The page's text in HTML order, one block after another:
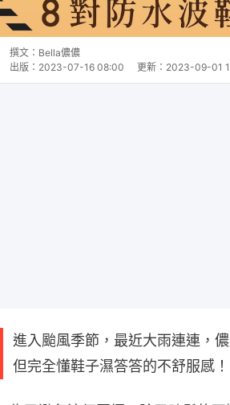
撰文： Bella儂儂
出版： 2023-07-16 08:00 更新： 2023-09-01
進入颱風季節，最近大雨連連，
但完全懂鞋子濕答答的不舒服感！